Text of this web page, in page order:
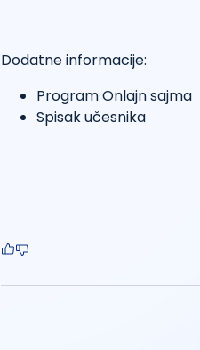
Dodatne informacije:
Program Onlajn sajma
Spisak učesnika